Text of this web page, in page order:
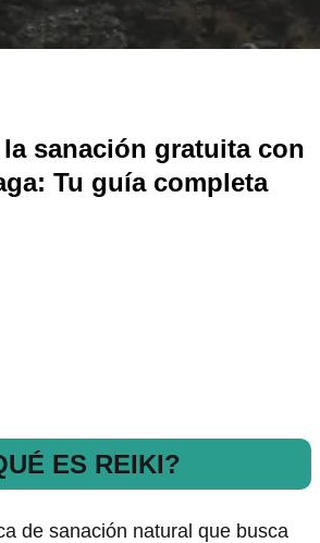
sanación gratuita con
Tu guía completa
ES REIKI?
de sanación natural que busca